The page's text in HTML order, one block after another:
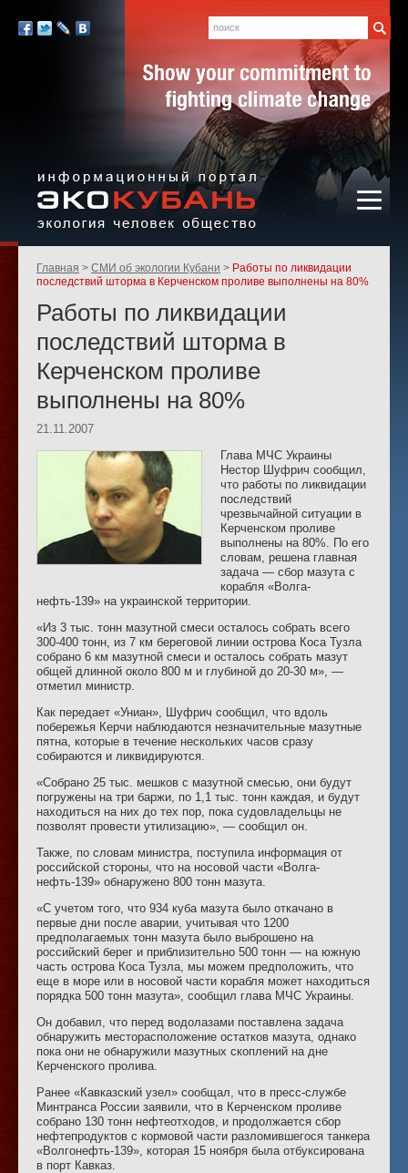
«ЭКО-КУБАНЬ»
человек,
общество
Родительские
страницы:
Главная СМИ об экологии Кубани
Работы по ликвидации
последствий шторма в Керченском проливе выполнены на 80%
Работы по ликвидации
последствий шторма в
Керченском проливе
выполнены на 80%
21.11.2007
Глава МЧС Украины
Нестор Шуфрич сообщил,
что работы по ликвидации
последствий
чрезвычайной ситуации в
Керченском проливе
выполнены на 80%. По его
словам, решена главная
задача — сбор мазута с
корабля «Волга-
нефть-139» на украинской территории.
«Из 3 тыс. тонн мазутной смеси осталось собрать всего
300-400 тонн, из 7 км береговой линии острова Коса Тузла
собрано 6 км мазутной смеси и осталось собрать мазут
общей длинной около 800 м и глубиной до 20-30 м», —
отметил министр.
Как передает «Униан», Шуфрич сообщил, что вдоль
побережья Керчи наблюдаются незначительные мазутные
пятна, которые в течение нескольких часов сразу
собираются и ликвидируются.
«Собрано 25 тыс. мешков с мазутной смесью, они будут
погружены на три баржи, по 1,1 тыс. тонн каждая, и будут
находиться на них до тех пор, пока судовладельцы не
позволят провести утилизацию», — сообщил он.
Также, по словам министра, поступила информация от
российской стороны, что на носовой части «Волга-
нефть-139» обнаружено 800 тонн мазута.
«С учетом того, что 934 куба мазута было откачано в
первые дни после аварии, учитывая что 1200
предполагаемых тонн мазута было выброшено на
российский берег и приблизительно 500 тонн — на южную
часть острова Коса Тузла, мы можем предположить, что
еще в море или в носовой части корабля может находиться
порядка 500 тонн мазута», сообщил глава МЧС Украины.
Он добавил, что перед водолазами поставлена задача
обнаружить месторасположение остатков мазута, однако
пока они не обнаружили мазутных скоплений на дне
Керченского пролива.
Ранее «Кавказский узел» сообщал, что в пресс-службе
Минтранса России заявили, что в Керченском проливе
собрано 130 тонн нефтеотходов, и продолжается сбор
нефтепродуктов с кормовой части разломившегося танкера
«Волгонефть-139», которая 15 ноября была отбуксирована
в порт Кавказ.
Мы
Поиск